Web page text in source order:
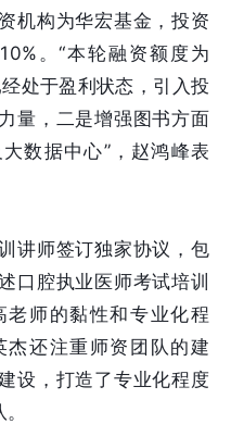
机构为华宏基金，投资
。“本轮融资额度为
处于盈利状态，引入投
量，二是增强图书方面
数据中心”，赵鸿峰表
讲师签订独家协议，包
口腔执业医师考试培训
师的黏性和专业化程
杰还注重师资团队的建
设，打造了专业化程度